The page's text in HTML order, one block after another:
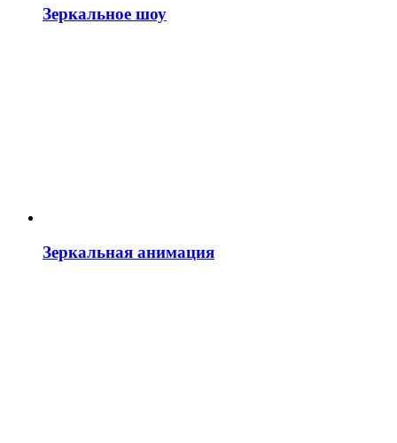
Зеркальное шоу
Зеркальная анимация